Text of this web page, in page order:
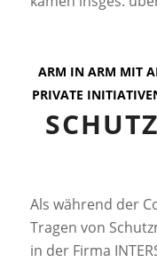
ARM IN ARM MIT
PRIVATE
Als während der
Tragen von
in der Firma